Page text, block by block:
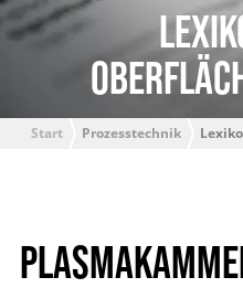
Start Prozesstechnik